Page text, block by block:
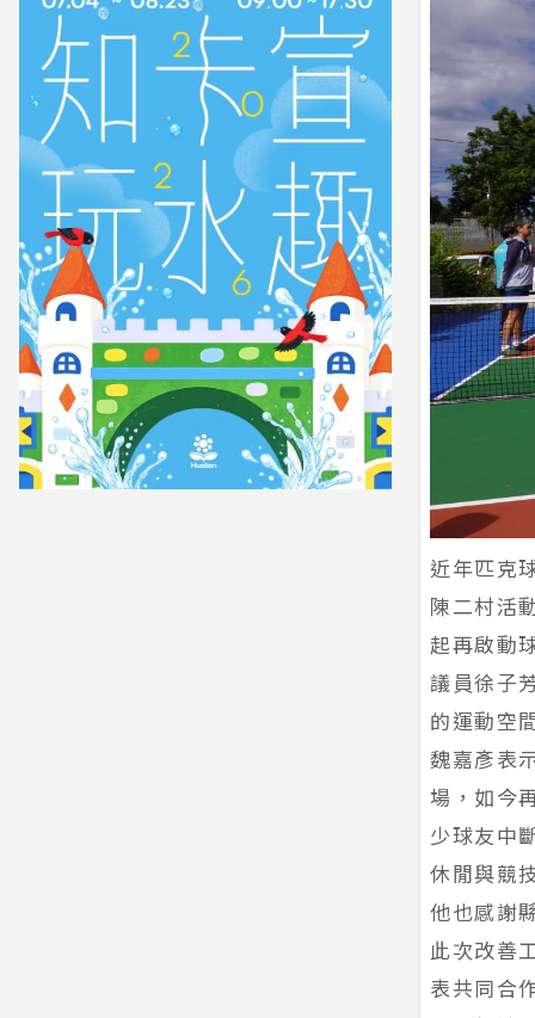
近年匹克
陳二村活
起再啟動
議員徐子
的運動空
魏嘉彥表
場，如今
少球友中
休閒與競
他也感謝
此次改善
表共同合